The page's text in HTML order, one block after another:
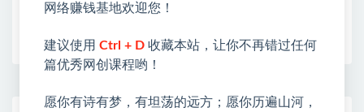
网络赚钱基地欢迎您！
建议使用 Ctrl + D 收藏本站，让你不再错过任何
篇优秀网创课程哟！
愿你有诗有梦，有坦荡的远方；愿你历遍山河，